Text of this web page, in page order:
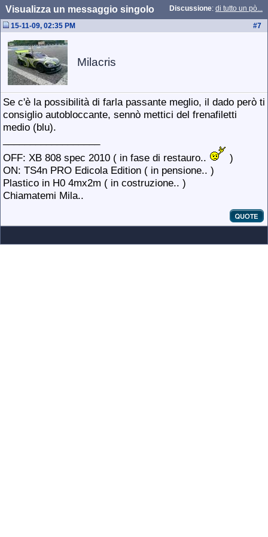
Discussione: di tutto un pò...
Visualizza un messaggio singolo
#7
15-11-09, 02:35 PM
Milacris
Se c'è la possibilità di farla passante meglio, il dado però ti
consiglio autobloccante, sennò mettici del frenafiletti
medio (blu).
OFF: XB 808 spec 2010 ( in fase di restauro..
)
ON: TS4n PRO Edicola Edition ( in pensione.. )
Plastico in H0 4mx2m ( in costruzione.. )
Chiamatemi Mila..